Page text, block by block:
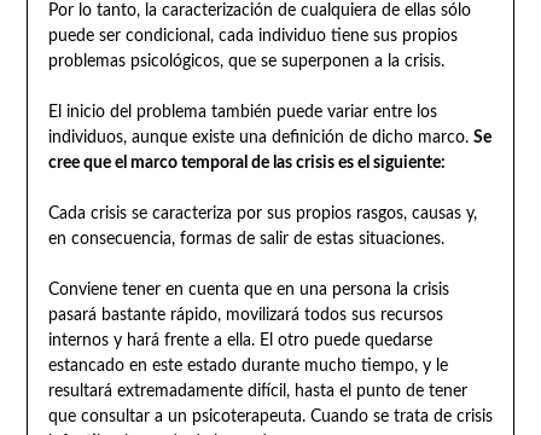
Por lo tanto, la caracterización de cualquiera de ellas sólo
puede ser condicional, cada individuo tiene sus propios
problemas psicológicos, que se superponen a la crisis.
El inicio del problema también puede variar entre los
individuos, aunque existe una definición de dicho marco. Se
cree que el marco temporal de las crisis es el siguiente:
Cada crisis se caracteriza por sus propios rasgos, causas y,
en consecuencia, formas de salir de estas situaciones.
Conviene tener en cuenta que en una persona la crisis
pasará bastante rápido, movilizará todos sus recursos
internos y hará frente a ella. El otro puede quedarse
estancado en este estado durante mucho tiempo, y le
resultará extremadamente difícil, hasta el punto de tener
que consultar a un psicoterapeuta. Cuando se trata de crisis